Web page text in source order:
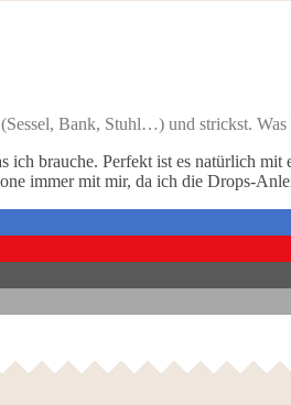
Bank, Stuhl…) und strickst.
brauche. Perfekt ist es natürlich
immer mit mir, da ich die Drops-